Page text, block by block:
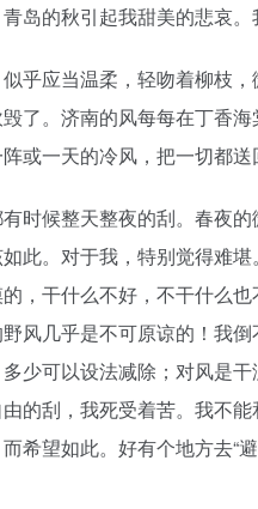
岛的秋引起我甜美的悲哀。
似乎应当温柔，轻吻着柳枝
了。济南的风每每在丁香
或一天的冷风，把一切都
时候整天整夜的刮。春夜
此。对于我，特别觉得难
，干什么不好，不干什么
风几乎是不可原谅的！我
少可以设法减除；对风是
的刮，我死受着苦。我不
希望如此。好有个地方去“避